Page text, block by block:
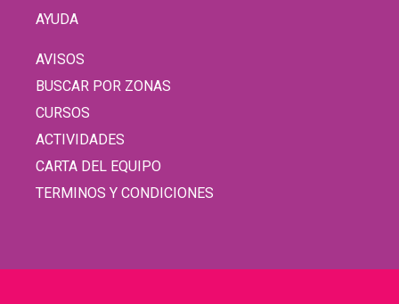
AYUDA
AVISOS
BUSCAR POR ZONAS
CURSOS
ACTIVIDADES
CARTA DEL EQUIPO
TERMINOS Y CONDICIONES